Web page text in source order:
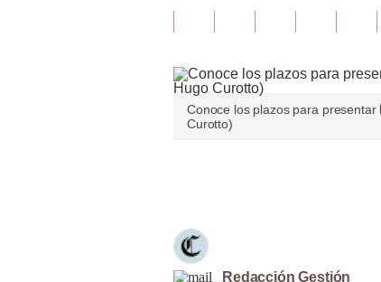
Conoce los plazos para
Curotto)
Redacción Gestión